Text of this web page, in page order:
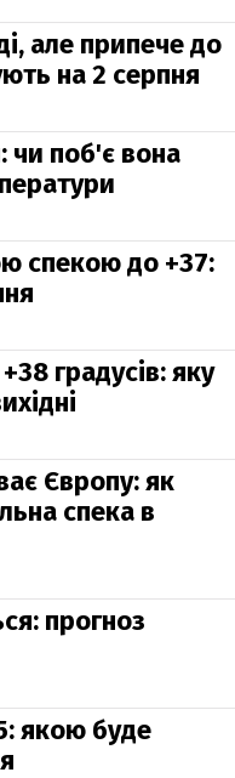
але припече до
на 2 серпня
чи поб'є вона
спекою до +37:
градусів: яку
Європу: як
спека в
прогноз
якою буде